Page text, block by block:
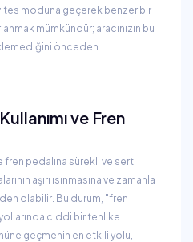
moduna geçerek benzer bir
mümkündür; aracınızın bu
önceden
ve Fren
fren pedalına sürekli ve sert
aşırı ısınmasına ve zamanla
olabilir. Bu durum, "fren
ciddi bir tehlike
geçmenin en etkili yolu,